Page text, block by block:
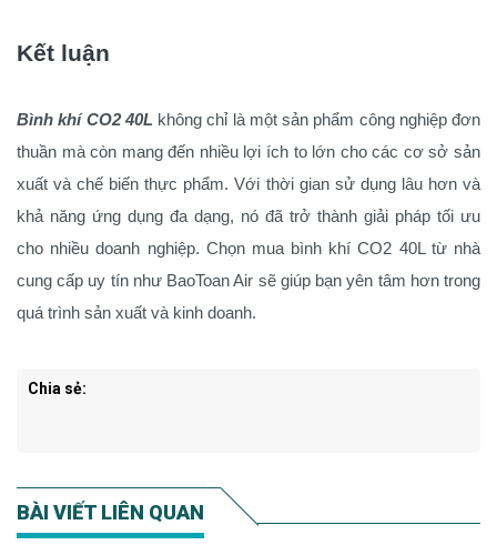
Kết luận
Bình khí CO2 40Lkhông chỉ là một sản phẩm công nghiệp đơn
thuần mà còn mang đến nhiều lợi ích to lớn cho các cơ sở sản
xuất và chế biến thực phẩm. Với thời gian sử dụng lâu hơn và
khả năng ứng dụng đa dạng, nó đã trở thành giải pháp tối ưu
cho nhiều doanh nghiệp. Chọn mua bình khí CO2 40L từ nhà
cung cấp uy tín như BaoToan Air sẽ giúp bạn yên tâm hơn trong
quá trình sản xuất và kinh doanh.
Chia sẻ:
BÀI VIẾT LIÊN QUAN